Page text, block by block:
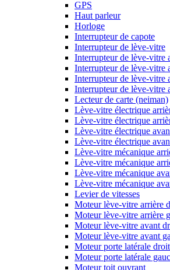
GPS
Haut parleur
Horloge
Interrupteur de capote
Interrupteur de lève-vitre
Interrupteur de lève-vitre
Interrupteur de lève-vitre
Interrupteur de lève-vitre
Interrupteur de lève-vitre
Lecteur de carte (neiman)
Lève-vitre électrique
Lève-vitre électrique
Lève-vitre électrique
Lève-vitre électrique
Lève-vitre mécanique
Lève-vitre mécanique
Lève-vitre mécanique
Lève-vitre mécanique
Levier de vitesses
Moteur lève-vitre arrière
Moteur lève-vitre arrière
Moteur lève-vitre avant
Moteur lève-vitre avant
Moteur porte latérale
Moteur porte latérale
Moteur toit ouvrant